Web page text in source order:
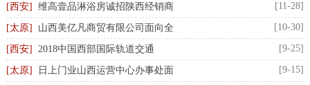
[西安] 维高壹品淋浴房诚招陕西经销商 [11-28]
[太原] 山西美亿凡商贸有限公司面向全 [10-30]
[西安] 2018中国西部国际轨道交通 [9-25]
[太原] 日上门业山西运营中心办事处面 [9-15]